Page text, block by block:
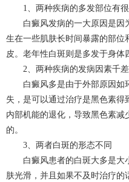
1、两种疾病的多发部位有很
白癜风发病的一大原因是因
生在一些肌肤长时间暴露的部位
皮。老年性白斑则是多发于身体
2、两种疾病的发病因素千差
白癜风多是由于外部原因如
失，是可以通过治疗是黑色素
内部机能的退化，导致黑色素
的。
3、两者白斑的形态不同
白癜风患者的白斑大多是大
肤光滑，并且如果不及时治疗